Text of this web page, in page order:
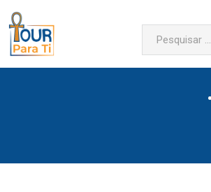
Pesquisar